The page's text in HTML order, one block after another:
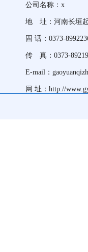
公司名称：x
地 址：河南长垣
固 话：0373-
传 真：0373-
E-mail：
网 址：http://